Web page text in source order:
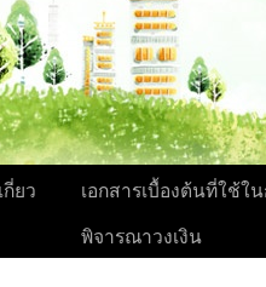
ยว
เอกสารเบื้องต้นที่ใช้ใ
พิจารณาวงเงิน